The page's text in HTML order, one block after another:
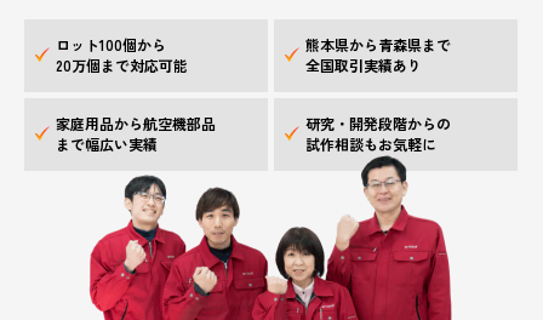
ロット100個から
20万個まで対応可能
熊本県から青森県まで
全国取引実績あり
家庭用品から航空機部品
まで幅広い実績
研究・開発段階からの
試作相談もお気軽に